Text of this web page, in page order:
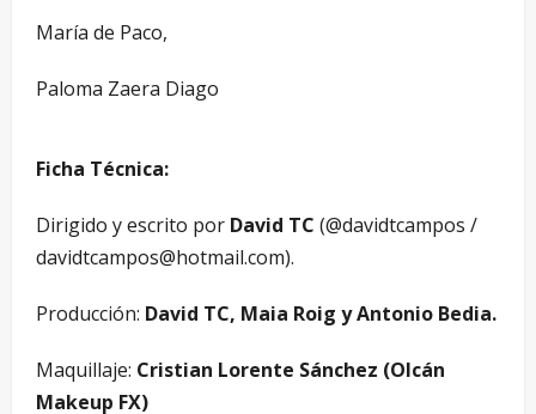
María de Paco,
Paloma Zaera Diago
Ficha Técnica:
Dirigido y escrito por David TC (@davidtcampos /
davidtcampos@hotmail.com).
Producción: David TC, Maia Roig y Antonio Bedia.
Maquillaje: Cristian Lorente Sánchez (Olcán
Makeup FX)